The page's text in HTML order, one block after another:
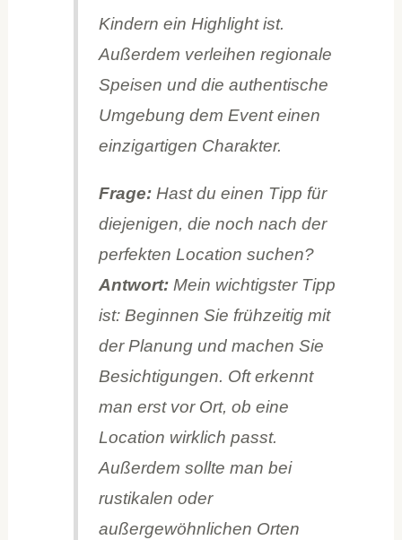
Kindern ein Highlight ist.
Außerdem verleihen regionale
Speisen und die authentische
Umgebung dem Event einen
einzigartigen Charakter.
Frage:Hast du einen Tipp für
diejenigen, die noch nach der
perfekten Location suchen?
Antwort:Mein wichtigster Tipp
ist: Beginnen Sie frühzeitig mit
der Planung und machen Sie
Besichtigungen. Oft erkennt
man erst vor Ort, ob eine
Location wirklich passt.
Außerdem sollte man bei
rustikalen oder
außergewöhnlichen Orten